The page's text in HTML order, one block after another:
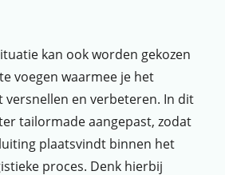
kan ook worden gekozen
voegen waarmee je het
en verbeteren. In dit
tailormade aangepast, zodat
plaatsvindt binnen het
proces. Denk hierbij